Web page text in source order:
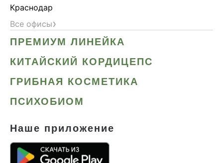
Краснодар
Все офисы›
ПРЕМИУМ ЛИНЕЙКА
КИТАЙСКИЙ КОРДИЦЕПС
ГРИБНАЯ КОСМЕТИКА
ПСИХОБИОМ
Наше приложение